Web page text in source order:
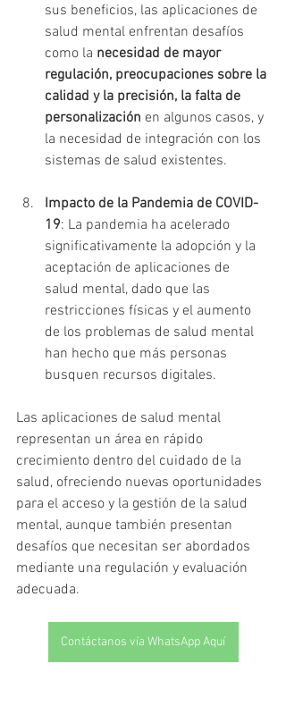
sus beneficios, las aplicaciones de
salud mental enfrentan desafíos
como la necesidad de mayor
regulación, preocupaciones sobre la
calidad y la precisión, la falta de
personalización en algunos casos, y
la necesidad de integración con los
sistemas de salud existentes.
Impacto de la Pandemia de COVID-
19: La pandemia ha acelerado
significativamente la adopción y la
aceptación de aplicaciones de
salud mental, dado que las
restricciones físicas y el aumento
de los problemas de salud mental
han hecho que más personas
busquen recursos digitales.
Las aplicaciones de salud mental
representan un área en rápido
crecimiento dentro del cuidado de la
salud, ofreciendo nuevas oportunidades
para el acceso y la gestión de la salud
mental, aunque también presentan
desafíos que necesitan ser abordados
mediante una regulación y evaluación
adecuada.
Contáctanos vía WhatsApp Aquí